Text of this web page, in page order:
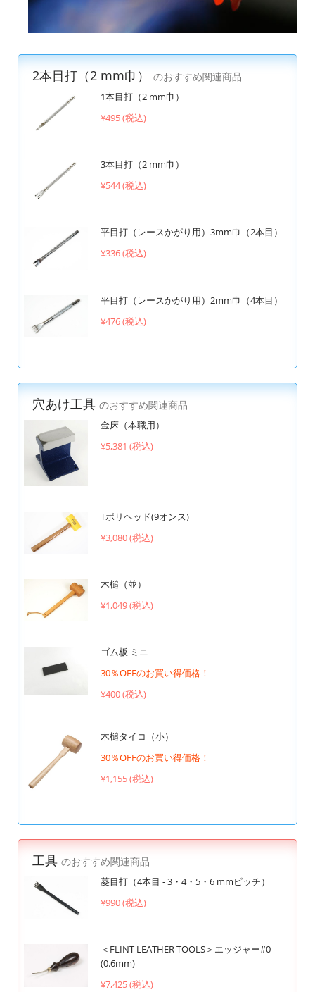
2本目打（2 mm巾）
のおすすめ関連商品
1本目打（2 mm巾）
¥495 (税込)
3本目打（2 mm巾）
¥544 (税込)
平目打（レースかがり用）3mm巾（2本目）
¥336 (税込)
平目打（レースかがり用）2mm巾（4本目）
¥476 (税込)
穴あけ工具 のおすすめ関連商品
金床（本職用）
¥5,381 (税込)
Tポリヘッド(9オンス)
¥3,080 (税込)
木槌（並）
¥1,049 (税込)
ゴム板 ミニ
30％OFFのお買い得価格！
¥400 (税込)
木槌タイコ（小）
30％OFFのお買い得価格！
¥1,155 (税込)
工具 のおすすめ関連商品
菱目打（4本目 - 3・4・5・6 mmピッチ）
¥990 (税込)
＜FLINT LEATHER TOOLS＞エッジャー#0
(0.6mm)
¥7,425 (税込)